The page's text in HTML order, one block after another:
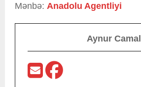
Mənbə: Anadolu Agentliyi
Aynur Camal